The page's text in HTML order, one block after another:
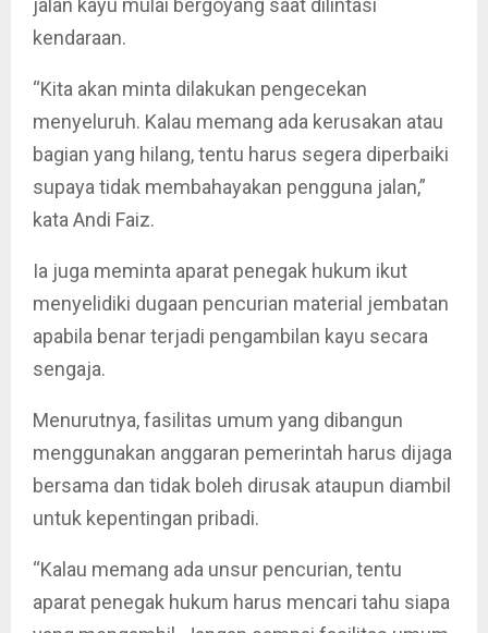
jalan kayu mulai bergoyang saat dilintasi
kendaraan.
“Kita akan minta dilakukan pengecekan
menyeluruh. Kalau memang ada kerusakan atau
bagian yang hilang, tentu harus segera diperbaiki
supaya tidak membahayakan pengguna jalan,”
kata Andi Faiz.
Ia juga meminta aparat penegak hukum ikut
menyelidiki dugaan pencurian material jembatan
apabila benar terjadi pengambilan kayu secara
sengaja.
Menurutnya, fasilitas umum yang dibangun
menggunakan anggaran pemerintah harus dijaga
bersama dan tidak boleh dirusak ataupun diambil
untuk kepentingan pribadi.
“Kalau memang ada unsur pencurian, tentu
aparat penegak hukum harus mencari tahu siapa